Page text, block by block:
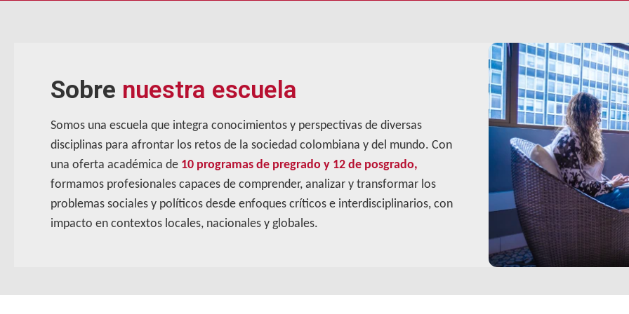
Sobre nuestra escuela
Somos una escuela que integra conocimientos y perspectivas de diversas
disciplinas para afrontar los retos de la sociedad colombiana y del mundo. Con
una oferta académica de 10 programas de pregrado y 12 de posgrado,
formamos profesionales capaces de comprender, analizar y transformar los
problemas sociales y políticos desde enfoques críticos e interdisciplinarios, con
impacto en contextos locales, nacionales y globales.